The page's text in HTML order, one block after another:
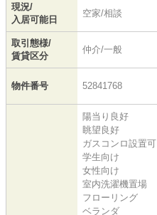
現況/
入居可能日
空家/相談
取引態様/
賃貸区分
仲介/一般
物件番号 52841768
陽当り良好
眺望良好
ガスコンロ設置可
学生向け
女性向け
室内洗濯機置場
フローリング
ベランダ